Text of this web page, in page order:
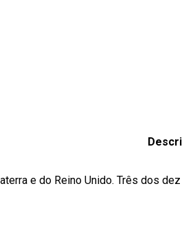
e do Reino Unido. Três dos